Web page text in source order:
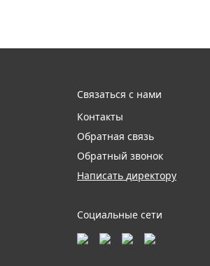
Связаться с нами
Контакты
Обратная связь
Обратный звонок
Написать директору
Социальные сети